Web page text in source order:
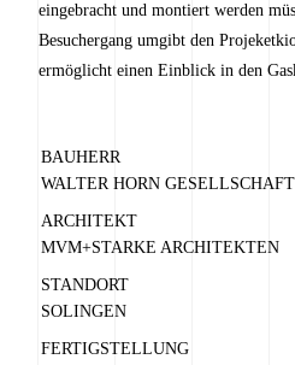
eingebracht und montiert werden
Besuchergang umgibt den
ermöglicht einen Einblick in den
BAUHERR
WALTER HORN
ARCHITEKT
MVM+STARKE ARCHITEKTEN
STANDORT
SOLINGEN
FERTIGSTELLUNG